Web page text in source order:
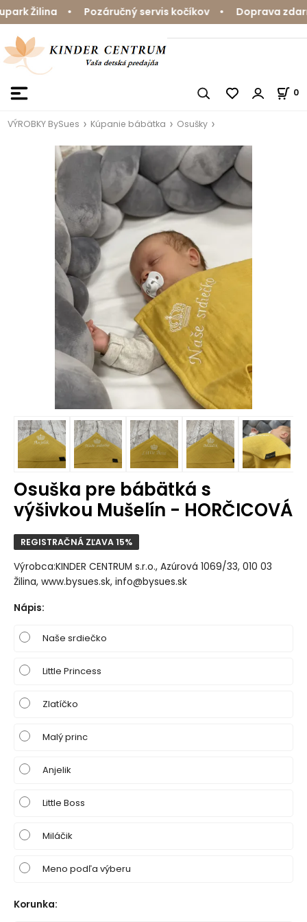
Žilina • Pozáručný servis kočíkov • Doprava
0
VÝROBKY BySues Kúpanie bábätka Osušky
Osuška pre bábätká s
výšivkou Mušelín - HORČICOVÁ
REGISTRAČNÁ ZĽAVA 15%
Výrobca:KINDER CENTRUM s.r.o., Azúrová 1069/33, 010 03
Žilina, www.bysues.sk, info@bysues.sk
Nápis:
Naše srdiečko
Little Princess
Zlatíčko
Malý princ
Anjelik
Little Boss
Miláčik
Meno podľa výberu
Korunka: